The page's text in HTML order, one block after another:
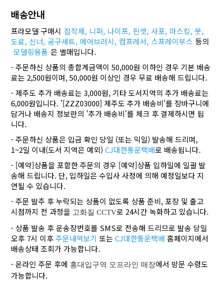
배송안내
프라모델 구매시 접착제, 니퍼, 나이프, 핀셋, 사포, 마스킹, 붓,
도료, 신너, 공구세트, 에어브러시, 컴프레서, 스프레이부스 등의
모델링용품 은 별매입니다.
- 주문하신 상품의 총합계금액이 50,000원 이하인 경우 기본 배송
료는 2,500원이며, 50,000원 이상인 경우 무료 배송해 드립니다.
- 제주도 추가 배송료는 3,000원, 기타 도서지역의 추가 배송료는
6,000원입니다. '[ZZZ03000] 제주도 추가 배송비'를 장바구니에
담거나 배송지 정보란의 '추가 배송비'를 체크 후 결제하시면 됩
니다.
- 주문하신 상품은 입금 확인 당일 (또는 익일) 발송해 드리며,
1~2일 이내(도서 지역은 예외)CJ대한통운택배로 배송됩니다.
- [예약]상품을 포함한 주문의 경우 [예약]상품 입하일에 일괄 발
송해 드립니다. 단, 입하일은 수입사 사정에 의해 예정일보다 지
연될 수 있습니다.
- 주문 발주 후 누락되는 상품이 없도록 상품 준비, 포장 및 출고
시점까지 전 과정을 고화질 CCTV로 24시간 녹화하고 있습니다.
- 상품 발송 후 운송장번호를 SMS로 전송해 드리므로 발송 당일
오후 7시 이후주문내역보기 또는CJ대한통운택배 홈페이지에서
배송상태 조회가 가능합니다.
- 온라인 주문 후에 홍대입구역 오프라인 매장에서 방문 수령도
가능합니다.